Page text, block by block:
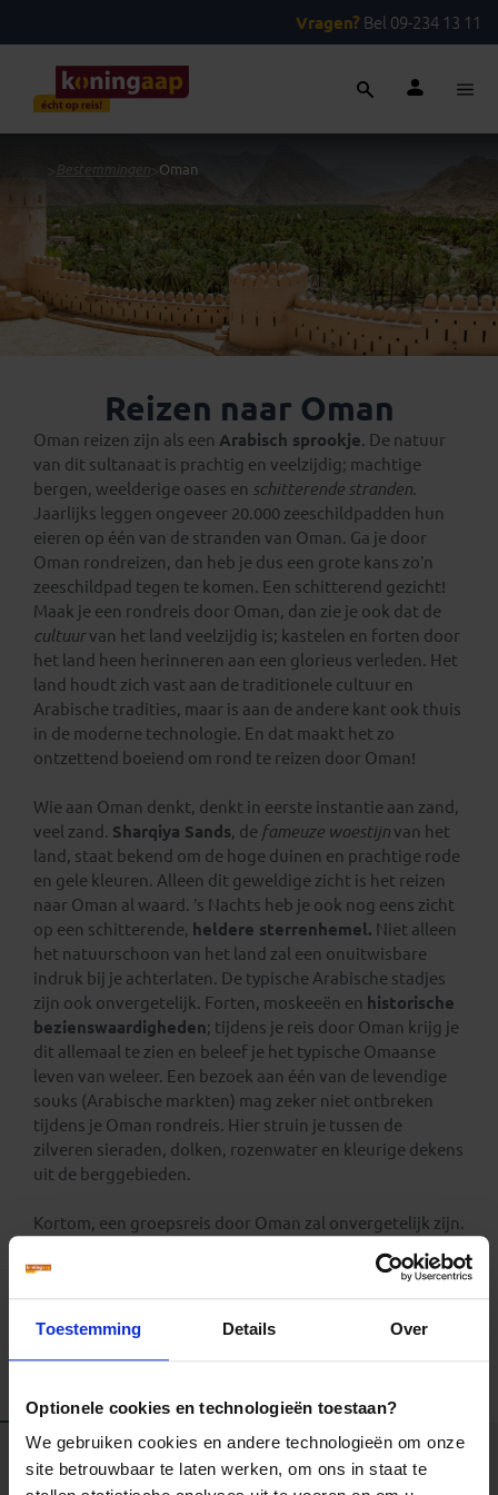
Toestemming Details Over
Optionele cookies en technologieën toestaan?
We gebruiken cookies en andere technologieën om onze
site betrouwbaar te laten werken, om ons in staat te
Vragen? Bel 09-234 13 11
Bestemmingen >Oman
Reizen naar Oman
Oman reizen zijn als een Arabisch sprookje. De natuur
van dit sultanaat is prachtig en veelzijdig; machtige
bergen, weelderige oases en schitterende stranden.
Jaarlijks leggen ongeveer 20.000 zeeschildpadden hun
eieren op één van de stranden van Oman. Ga je door
Oman rondreizen, dan heb je dus een grote kans zo’n
zeeschildpad tegen te komen. Een schitterend gezicht!
Maak je een rondreis door Oman, dan zie je ook dat de
cultuurvan het land veelzijdig is; kastelen en forten door
het land heen herinneren aan een glorieus verleden. Het
land houdt zich vast aan de traditionele cultuur en
Arabische tradities, maar is aan de andere kant ook thuis
in de moderne technologie. En dat maakt het zo
ontzettend boeiend om rond te reizen door Oman!
Wie aan Oman denkt, denkt in eerste instantie aan zand,
veel zand. Sharqiya Sands, de fameuze woestijnvan het
land, staat bekend om de hoge duinen en prachtige rode
en gele kleuren. Alleen dit geweldige zicht is het reizen
naar Oman al waard. ’s Nachts heb je ook nog eens zicht
op een schitterende, heldere sterrenhemel. Niet alleen
het natuurschoon van het land zal een onuitwisbare
indruk bij je achterlaten. De typische Arabische stadjes
zijn ook onvergetelijk. Forten, moskeeën en historische
bezienswaardigheden; tijdens je reis door Oman krijg je
dit allemaal te zien en beleef je het typische Omaanse
leven van weleer. Een bezoek aan één van de levendige
souks (Arabische markten) mag zeker niet ontbreken
tijdens je Oman rondreis. Hier struin je tussen de
zilveren sieraden, dolken, rozenwater en kleurige dekens
uit de berggebieden.
Kortom, een groepsreis door Oman zal onvergetelijk zijn.
cultuur